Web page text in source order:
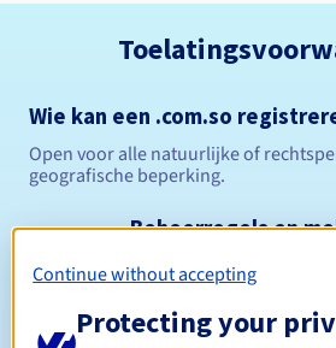
Wie kan een .com.so
Open voor alle natuurlijke of
geografische beperking.
Beheerregels en
Registratieperiode
Continue without accepting
Protecting your